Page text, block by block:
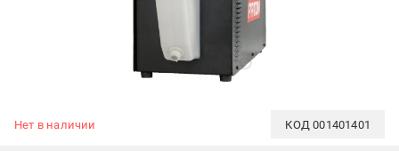
Нет в наличии КОД001401401